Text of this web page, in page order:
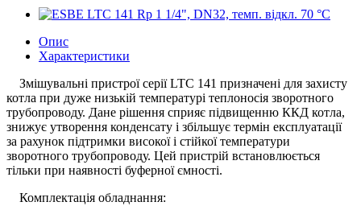
Опис
Характеристики
Змішувальні пристрої серії LTC 141 призначені для захисту
котла при дуже низькій температурі теплоносія зворотного
трубопроводу. Дане рішення сприяє підвищенню ККД котла,
знижує утворення конденсату і збільшує термін експлуатації
за рахунок підтримки високої і стійкої температури
зворотного трубопроводу. Цей пристрій встановлюється
тільки при наявності буферної ємності.
Комплектація обладнання: